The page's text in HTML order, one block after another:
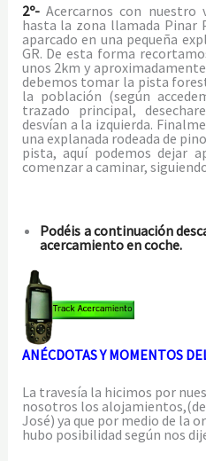
2º-Acercarnos con nuestro
hasta la zona llamada Pinar
aparcado en una pequeña
GR. De esta forma
unos 2km y
debemos tomar la pista
la población (según
trazado principal,
desvían a la izquierda.
una explanada rodeada de
pista, aquí podemos dejar
comenzar a caminar,
Podéis a continuación
acercamiento en coche.
ANÉCDOTAS Y MOMENTOS
La travesía la hicimos por
nosotros los
José) ya que por medio de la
hubo posibilidad según nos